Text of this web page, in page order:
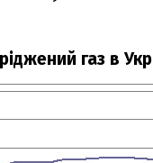
газ в